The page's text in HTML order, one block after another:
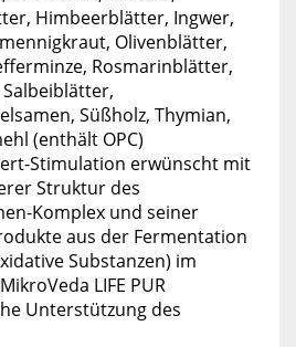
Himbeerblätter, Ingwer,
Olivenblätter,
Rosmarinblätter,
Süßholz, Thymian,
(enthält OPC)
Stimulation erwünscht mit
Struktur des
Komplex und seiner
aus der Fermentation
Substanzen) im
LIFE PUR
Unterstützung des